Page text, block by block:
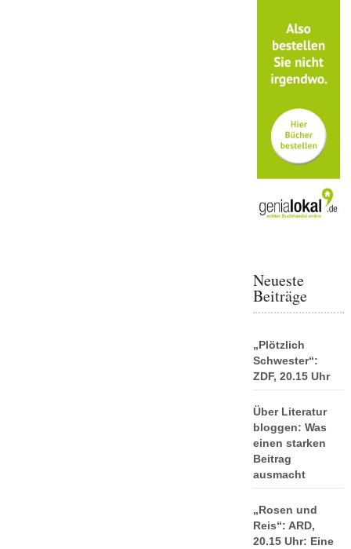
Neueste
Beiträge
„Plötzlich
Schwester“:
ZDF, 20.15 Uhr
Über Literatur
bloggen: Was
einen starken
Beitrag
ausmacht
„Rosen und
Reis“: ARD,
20.15 Uhr: Eine